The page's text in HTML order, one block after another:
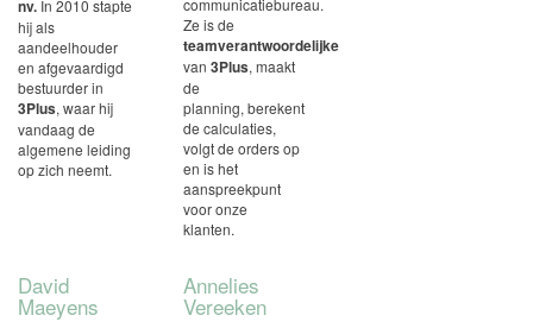
nv. In 2010 stapte
hij als
aandeelhouder
en afgevaardigd
bestuurder in
3Plus, waar hij
vandaag de
algemene leiding
op zich neemt.
communicatiebureau.
Ze is de
teamverantwoordelijke
van3Plus, maakt
de
planning, berekent
de calculaties,
volgt de orders op
en is het
aanspreekpunt
voor onze
klanten.
David
Maeyens
Annelies
Vereeken